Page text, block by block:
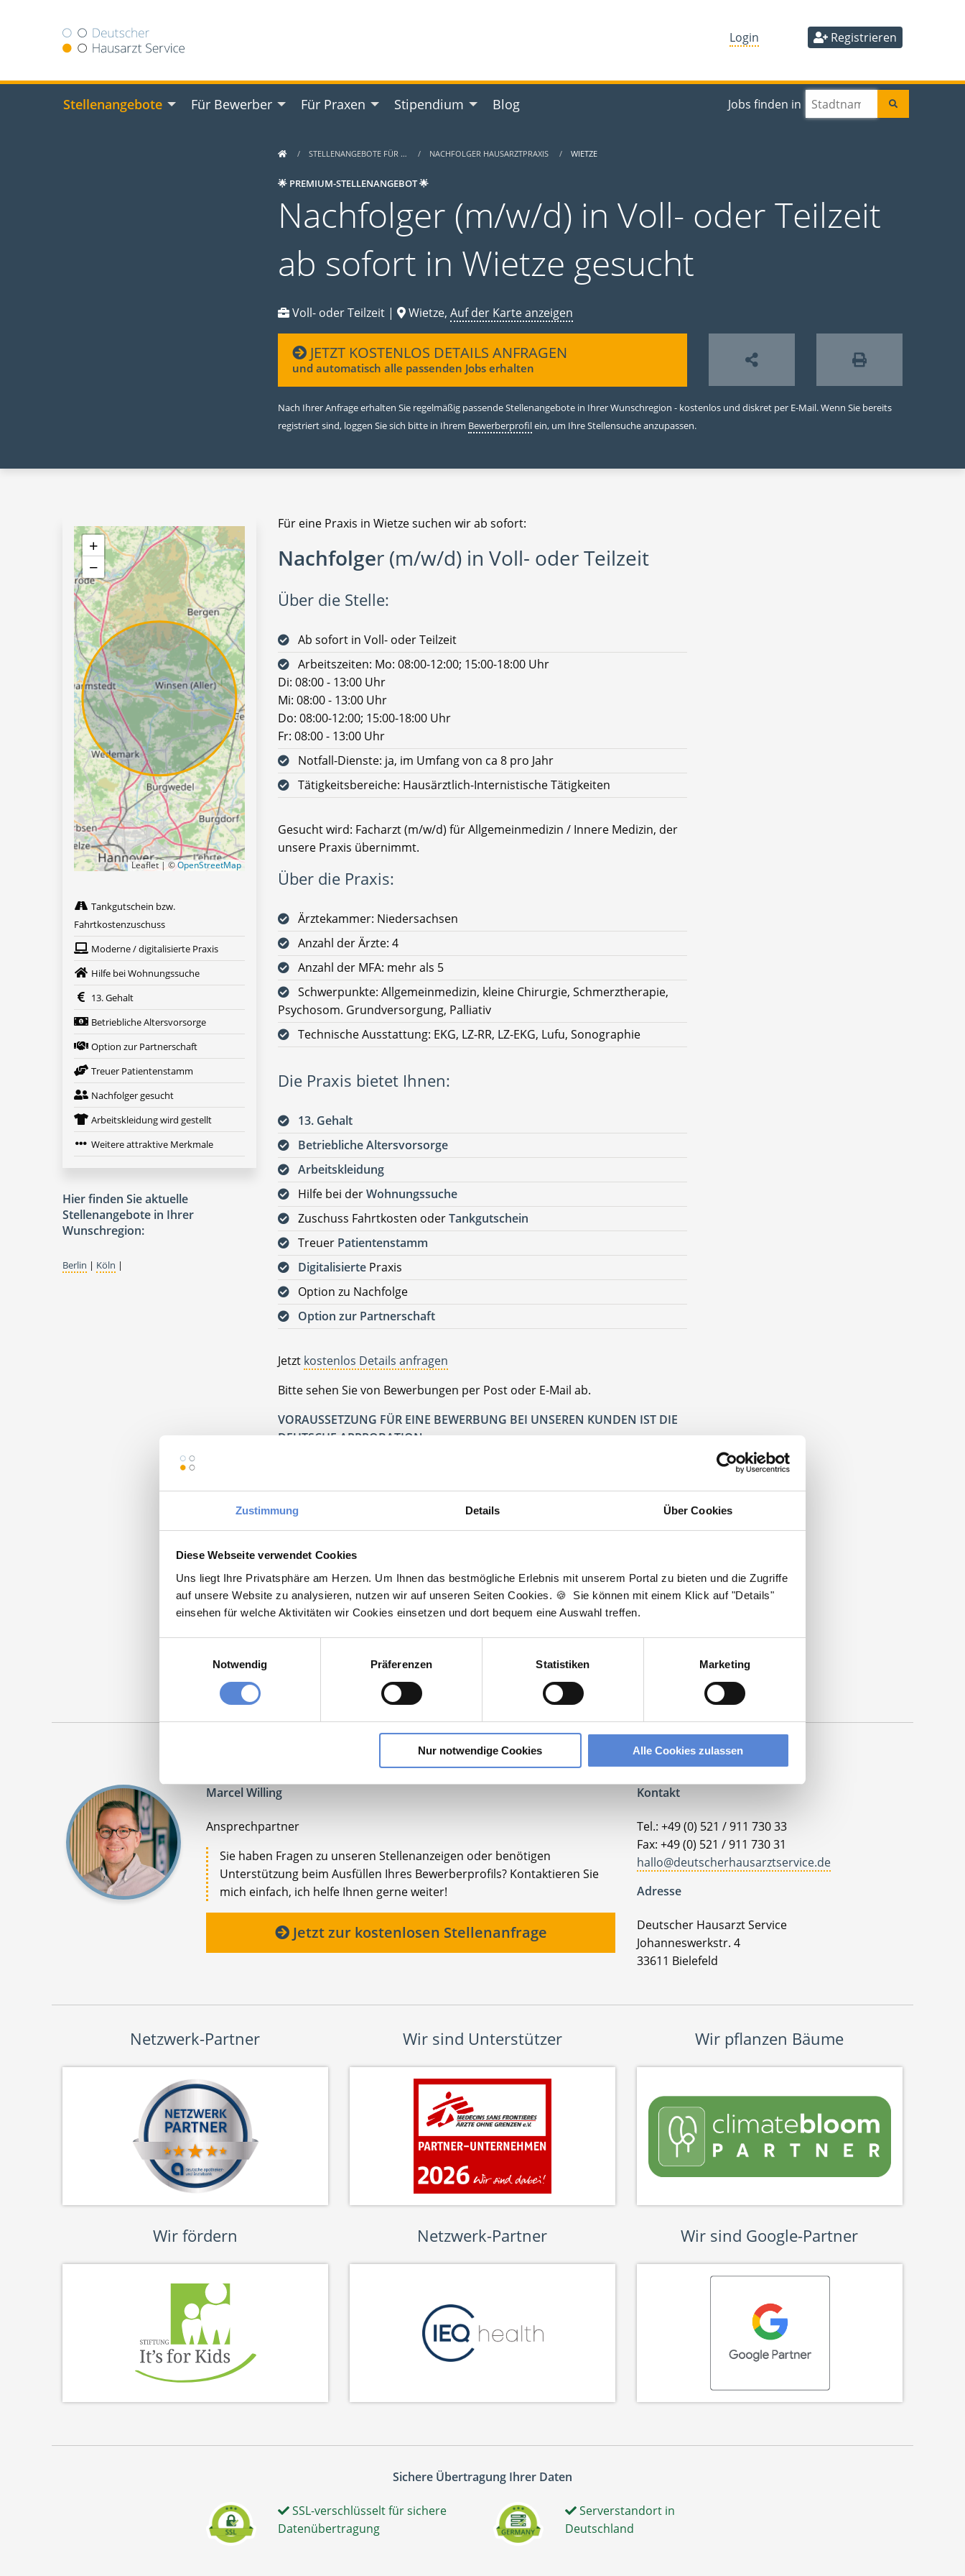
Zustimmung Details Über Cookies
Diese Webseite verwendet Cookies
Uns liegt Ihre Privatsphäre am Herzen. Um Ihnen das bestmögliche Erlebnis mit unserem Portal zu bieten und die Zugriffe
auf unsere Website zu analysieren, nutzen wir auf unseren Seiten Cookies. 🍪 Sie können mit einem Klick auf "Details"
einsehen für welche Aktivitäten wir Cookies einsetzen und dort bequem eine Auswahl treffen.
Notwendig
Präferenzen Statistiken Marketing
Nur notwendige Cookies Alle Cookies zulassen
Login Registrieren
Stellenangebote Für Bewerber Für Praxen Stipendium Blog Jobs finden in
STELLENANGEBOTE FÜR … NACHFOLGER HAUSARZTPRAXIS WIETZE
🌟 PREMIUM-STELLENANGEBOT 🌟
Nachfolger (m/w/d) in Voll- oder Teilzeit
ab sofort in Wietze gesucht
Voll- oder Teilzeit | Wietze, Auf der Karte anzeigen
JETZT KOSTENLOS DETAILS ANFRAGEN
und automatisch alle passenden Jobs erhalten
Nach Ihrer Anfrage erhalten Sie regelmäßig passende Stellenangebote in Ihrer Wunschregion - kostenlos und diskret per E-Mail. Wenn Sie bereits
registriert sind, loggen Sie sich bitte in Ihrem Bewerberprofilein, um Ihre Stellensuche anzupassen.
Für eine Praxis in Wietze suchen wir ab sofort:
Nachfolger (m/w/d) in Voll- oder Teilzeit
Über die Stelle:
Ab sofort in Voll- oder Teilzeit
Arbeitszeiten: Mo: 08:00-12:00; 15:00-18:00 Uhr
Di: 08:00 - 13:00 Uhr
Mi: 08:00 - 13:00 Uhr
Do: 08:00-12:00; 15:00-18:00 Uhr
Fr: 08:00 - 13:00 Uhr
Notfall-Dienste: ja, im Umfang von ca 8 pro Jahr
Tätigkeitsbereiche: Hausärztlich-Internistische Tätigkeiten
Gesucht wird: Facharzt (m/w/d) für Allgemeinmedizin / Innere Medizin, der
unsere Praxis übernimmt.
Über die Praxis:
Ärztekammer: Niedersachsen
Anzahl der Ärzte: 4
Anzahl der MFA: mehr als 5
Schwerpunkte: Allgemeinmedizin, kleine Chirurgie, Schmerztherapie,
Psychosom. Grundversorgung, Palliativ
Technische Ausstattung: EKG, LZ-RR, LZ-EKG, Lufu, Sonographie
Die Praxis bietet Ihnen:
13. Gehalt
Betriebliche Altersvorsorge
Arbeitskleidung
Hilfe bei derWohnungssuche
Zuschuss Fahrtkosten oderTankgutschein
Treuer Patientenstamm
Digitalisierte Praxis
Option zu Nachfolge
Option zur Partnerschaft
Jetzt kostenlos Details anfragen
Bitte sehen Sie von Bewerbungen per Post oder E-Mail ab.
VORAUSSETZUNG FÜR EINE BEWERBUNG BEI UNSEREN KUNDEN IST DIE
DEUTSCHE APPROBATION
Jetzt kostenlos Details anfragen
Momentan interessieren sich
Nachfolger Hausarztpraxis
+
−
Leaflet | ©OpenStreetMap
Tankgutschein bzw.
Fahrtkostenzuschuss
Moderne / digitalisierte Praxis
Hilfe bei Wohnungssuche
13. Gehalt
Betriebliche Altersvorsorge
Option zur Partnerschaft
Treuer Patientenstamm
Nachfolger gesucht
Arbeitskleidung wird gestellt
Weitere attraktive Merkmale
Hier finden Sie aktuelle
Stellenangebote in Ihrer
Wunschregion:
Berlin | Köln |
Ihr persönlicher Betreuer
Marcel Willing
Ansprechpartner
Sie haben Fragen zu unseren Stellenanzeigen oder benötigen
Unterstützung beim Ausfüllen Ihres Bewerberprofils? Kontaktieren Sie
mich einfach, ich helfe Ihnen gerne weiter!
Jetzt zur kostenlosen Stellenanfrage
Kontakt
Tel.: +49 (0) 521 / 911 730 33
Fax: +49 (0) 521 / 911 730 31
hallo@deutscherhausarztservice.de
Adresse
Deutscher Hausarzt Service
Johanneswerkstr. 4
33611 Bielefeld
Netzwerk-Partner Wir sind Unterstützer Wir pflanzen Bäume
Wir fördern Netzwerk-Partner Wir sind Google-Partner
Sichere Übertragung Ihrer Daten
SSL-verschlüsselt für sichere
Datenübertragung
Serverstandort in
Deutschland